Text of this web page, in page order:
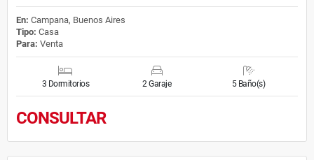
En: Campana, Buenos Aires
Tipo: Casa
Para: Venta
3 Dormitorios 2 Garaje 5 Baño(s)
CONSULTAR